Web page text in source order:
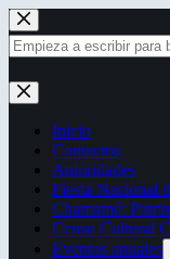
Saltar
al
contenido
Sin
resultados
Inicio
Contactos
Autoridades
Fiesta Nacional
Chamamé:
Censo Cultural
Eventos anuales